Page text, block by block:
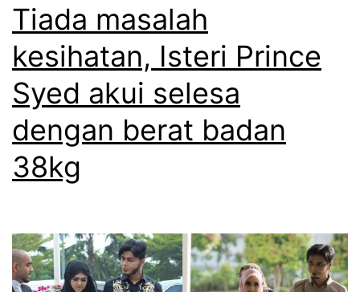
t
d
a
n
Tiada masalah
kesihatan, Isteri Prince
Syed akui selesa
dengan berat badan
38kg